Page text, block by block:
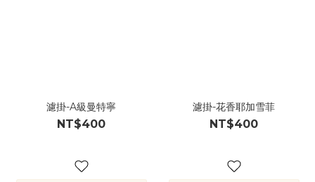
濾掛-A級曼特寧
NT$400
濾掛-花香耶加雪菲
NT$400